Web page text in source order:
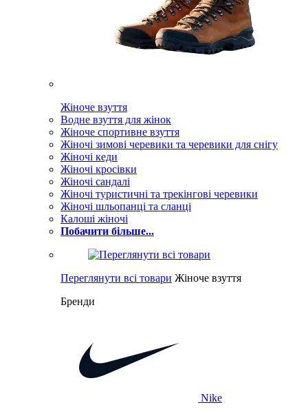
Жіноче взуття
Водне взуття для жінок
Жіноче спортивне взуття
Жіночі зимові черевики та черевики для снігу
Жіночі кеди
Жіночі кросівки
Жіночі сандалі
Жіночі туристичні та трекінгові черевики
Жіночі шльопанці та сланці
Калоші жіночі
Побачити більше...
Переглянути всі товари Жіноче взуття
Бренди
Nike